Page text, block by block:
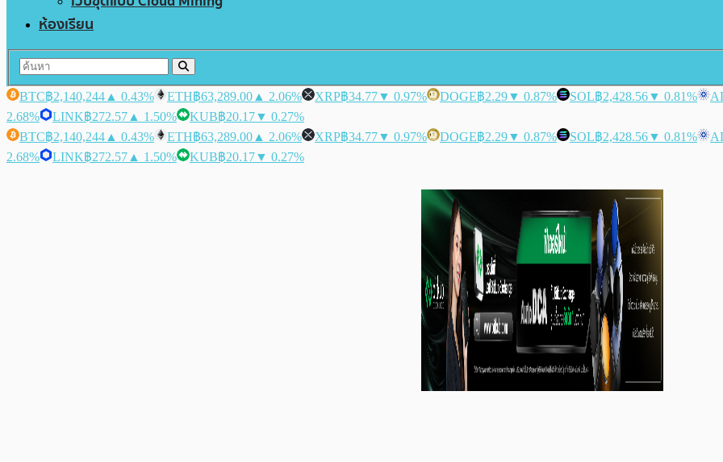
ห้องเรียน
BTC฿2,140,244 ▲ 0.43% ETH฿63,289.00 ▲ 2.06% XRP฿34.77▼ 0.97% DOGE฿2.29▼ 0.87% SOL฿2,428.56▼ 0.81%
2.68%
LINK฿272.57 ▲ 1.50% KUB฿20.17▼ 0.27%
BTC฿2,140,244 ▲ 0.43% ETH฿63,289.00 ▲ 2.06% XRP฿34.77▼ 0.97% DOGE฿2.29▼ 0.87% SOL฿2,428.56▼ 0.81%
2.68%
LINK฿272.57 ▲ 1.50% KUB฿20.17▼ 0.27%